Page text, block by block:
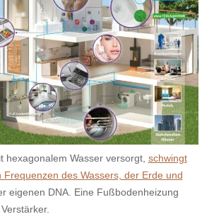
hexagonalem Wasser versorgt, schwingt
Frequenzen des Wassers, der Erde und
eigenen DNA. Eine Fußbodenheizung